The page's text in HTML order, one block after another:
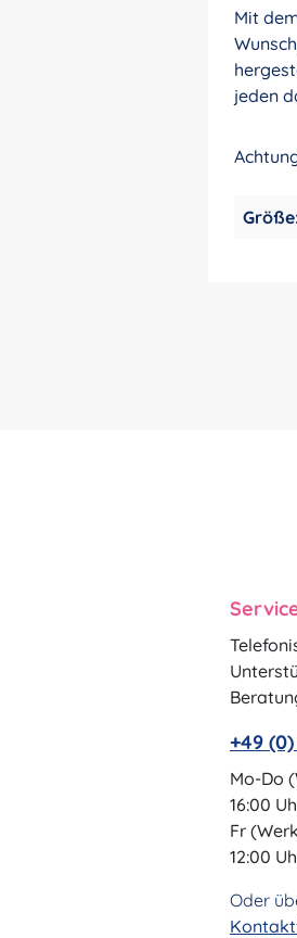
Mit
jeden
+49
Mo-Do
16:00
Fr
12:00
Oder